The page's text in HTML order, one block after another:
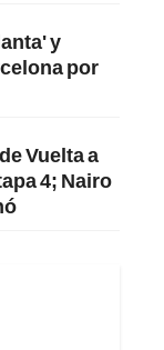
y
por
Vuelta a
4; Nairo